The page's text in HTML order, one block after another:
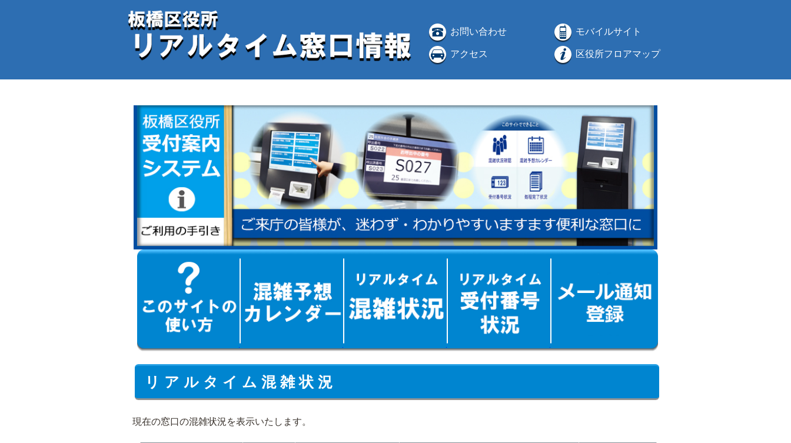
お問い合わせ モバイルサイト
アクセス 区役所フロアマップ
リ ア ル タ イ ム 混 雑 状 況
現在の窓口の混雑状況を表示いたします。